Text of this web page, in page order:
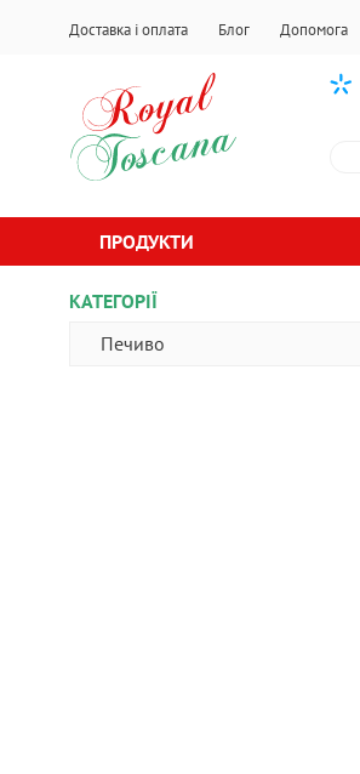
Доставка і оплата Блог Допомога
ПРОДУКТИ
КАТЕГОРІЇ
Печиво